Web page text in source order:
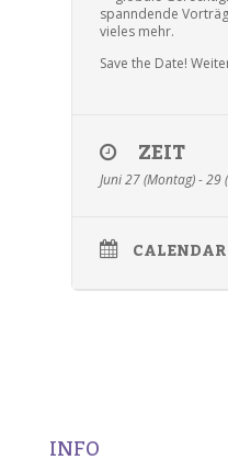
spanndende
vieles mehr.
Save the Date!
ZEIT
Juni 27 (Montag) - 29
CALENDAR
INFO